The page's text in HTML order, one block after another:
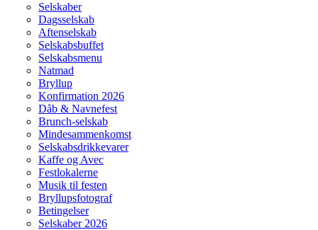
Selskaber
Dagsselskab
Aftenselskab
Selskabsbuffet
Selskabsmenu
Natmad
Bryllup
Konfirmation 2026
Dåb & Navnefest
Brunch-selskab
Mindesammenkomst
Selskabsdrikkevarer
Kaffe og Avec
Festlokalerne
Musik til festen
Bryllupsfotograf
Betingelser
Selskaber 2026